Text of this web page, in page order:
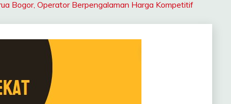
Bogor, Operator Berpengalaman Harga Kompetitif